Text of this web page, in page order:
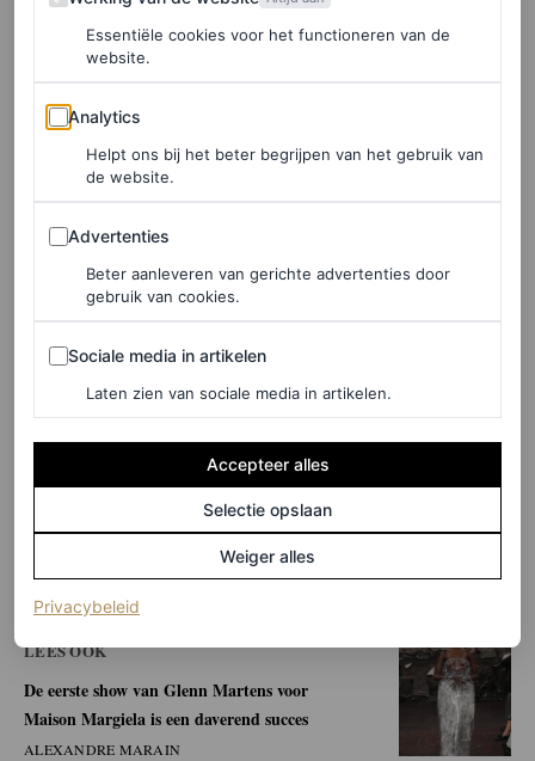
vrouwen en we dragen onze kleding elke dag”, vertelde
de ontwerper aan Vogue’s Laird Borelli-Persson
voorafgaand aan de herfst/winter 2025-show.
Brand savvy
Rogges benoeming markeert een totale creatieve
herschikking bij Marni’s moederbedrijf OTB in het
afgelopen jaar. In maart benoemde de groep Simone
Bellotti bij Jil Sander en kondigde Glenn Martens aan als
creative director bij Maison Margiela. Van cruciaal
belang is dat na het vertrek van Luke en Lucie Meier bij
Jil Sander, Rogge nu de enige vrouwelijke creative
director is binnen OTB.
LEES OOK
De eerste show van Glenn Martens voor
Maison Margiela is een daverend succes
ALEXANDRE MARAIN
Essentiële cookies voor het functioneren van de
website.
Analytics
Analytics
Helpt ons bij het beter begrijpen van het gebruik van
de website.
Advertenties
Advertenties
Beter aanleveren van gerichte advertenties door
gebruik van cookies.
Sociale media in artikelen
Sociale media in artikelen
Laten zien van sociale media in artikelen.
Accepteer alles
Selectie opslaan
Weiger alles
Privacybeleid